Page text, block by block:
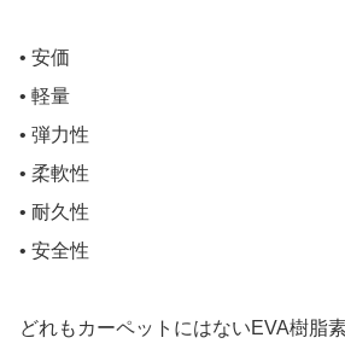
• 安価
• 軽量
• 弾力性
• 柔軟性
• 耐久性
• 安全性
どれもカーペットにはないEVA樹脂